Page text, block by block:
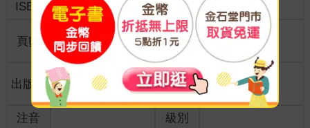
ISBN
9789864302338 分級 普通級
頁數 304
商品規
格
18開17*23cm
出版地 台灣
適讀年
齡
全齡適讀
注音 級別